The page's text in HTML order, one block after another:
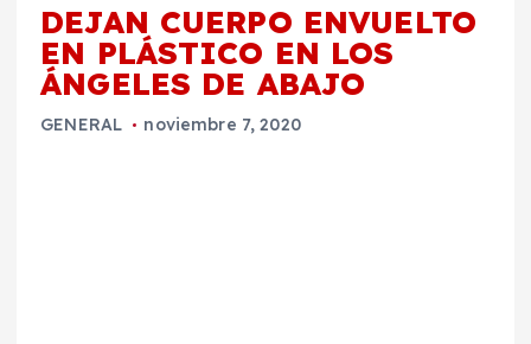
DEJAN CUERPO ENVUELTO
EN PLÁSTICO EN LOS
ÁNGELES DE ABAJO
GENERAL noviembre 7, 2020